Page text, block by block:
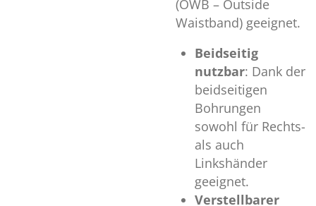
(OWB – Outside
Waistband) geeignet.
Beidseitig
nutzbar: Dank der
beidseitigen
Bohrungen
sowohl für Rechts-
als auch
Linkshänder
geeignet.
Verstellbarer